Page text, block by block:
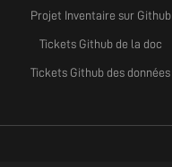
Projet Inventaire sur Github
Tickets Github de la doc
Tickets Github des données